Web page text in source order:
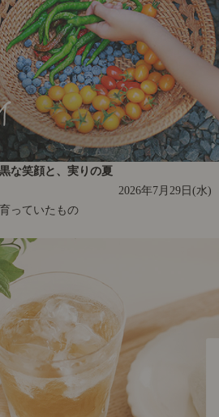
な笑顔と、実りの夏
2026年7月29日(水)
っていたもの